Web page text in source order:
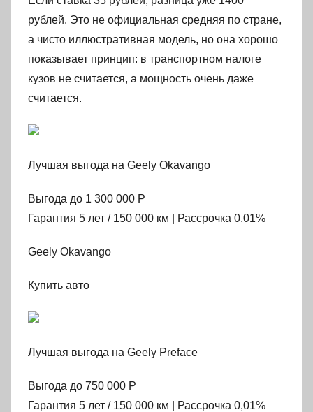
рублей. Это не официальная средняя по стране,
а чисто иллюстративная модель, но она хорошо
показывает принцип: в транспортном налоге
кузов не считается, а мощность очень даже
считается.
Лучшая выгода на Geely Okavango
Выгода до 1 300 000 Р
Гарантия 5 лет / 150 000 км | Рассрочка 0,01%
Geely Okavango
Купить авто
Лучшая выгода на Geely Preface
Выгода до 750 000 Р
Гарантия 5 лет / 150 000 км | Рассрочка 0,01%